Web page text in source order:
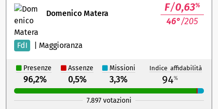
Domenico Matera F/0,63%
46°/205
FdI Maggioranza
Presenze Assenze Missioni Indice affidabilità
96,2% 0,5% 3,3% 94%
7.897 votazioni